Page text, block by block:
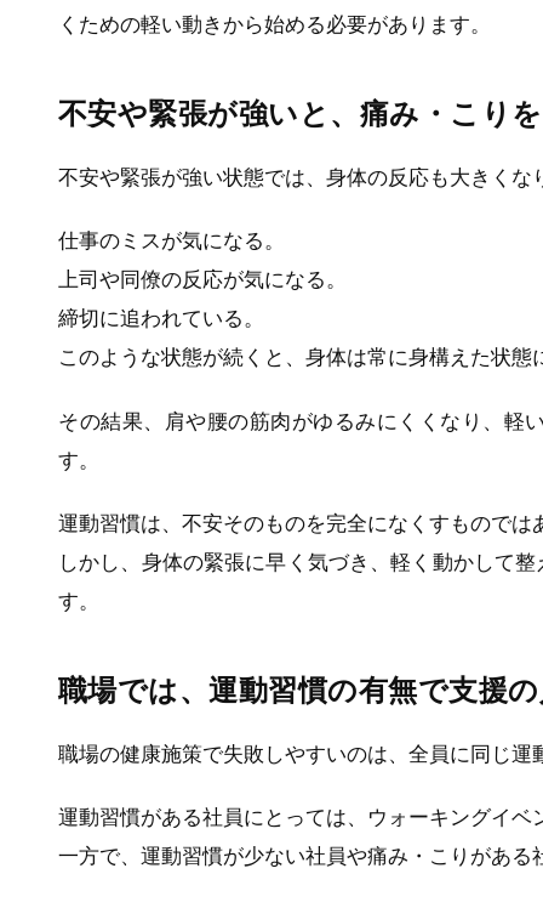
くための軽い動きから始める必要があります。
不安や緊張が強いと、痛み・こり
不安や緊張が強い状態では、身体の反応も大きくな
仕事のミスが気になる。
上司や同僚の反応が気になる。
締切に追われている。
このような状態が続くと、身体は常に身構えた状態
その結果、肩や腰の筋肉がゆるみにくくなり、軽
す。
運動習慣は、不安そのものを完全になくすものでは
しかし、身体の緊張に早く気づき、軽く動かして
す。
職場では、運動習慣の有無で支援
職場の健康施策で失敗しやすいのは、全員に同じ運
運動習慣がある社員にとっては、ウォーキングイ
一方で、運動習慣が少ない社員や痛み・こりがあ